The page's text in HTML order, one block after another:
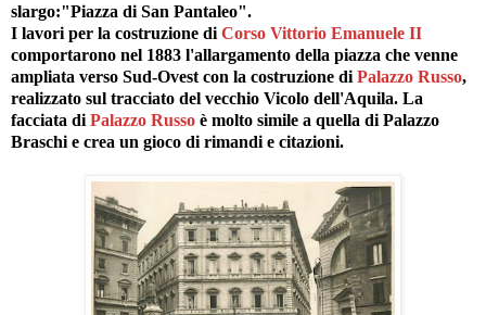
slargo:"Piazza di San Pantaleo".
I lavori per la costruzione di Corso Vittorio Emanuele II
comportarono nel 1883 l'allargamento della piazza che venne
ampliata verso Sud-Ovest con la costruzione di Palazzo Russo,
realizzato sul tracciato del vecchio Vicolo dell'Aquila. La
facciata di Palazzo Russo è molto simile a quella di Palazzo
Braschi e crea un gioco di rimandi e citazioni.